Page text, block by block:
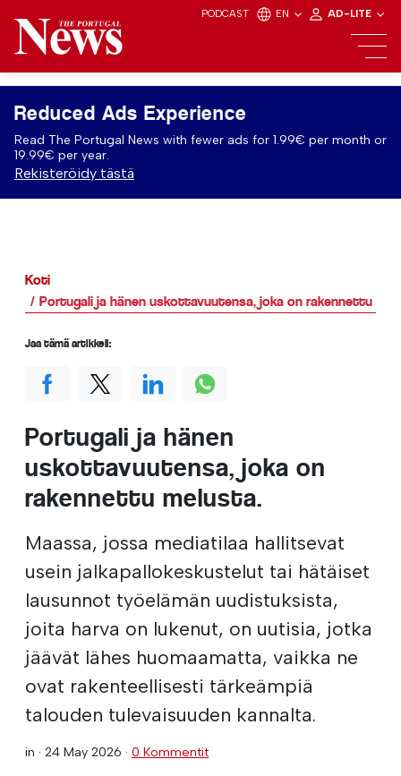
PODCAST EN AD-LITE
Reduced Ads Experience
Read The Portugal News with fewer ads for 1.99€ per month or
19.99€ per year.
Rekisteröidy tästä
Koti
Portugali ja hänen uskottavuutensa, joka on rakennettu
Portugali ja hänen
uskottavuutensa, joka on
rakennettu melusta.
Maassa, jossa mediatilaa hallitsevat
usein jalkapallokeskustelut tai hätäiset
lausunnot työelämän uudistuksista,
joita harva on lukenut, on uutisia, jotka
jäävät lähes huomaamatta, vaikka ne
ovat rakenteellisesti tärkeämpiä
talouden tulevaisuuden kannalta.
in · 24 May 2026 · 0 Kommentit
Jaa tämä artikkeli: